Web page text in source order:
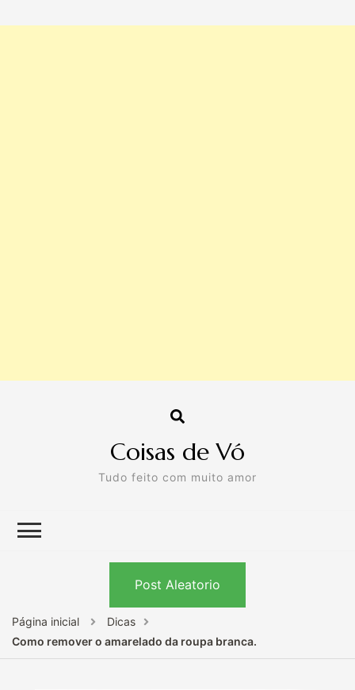
Coisas de Vó
Tudo feito com muito amor
Post Aleatorio
Página inicial
Dicas
Como remover o amarelado da roupa branca.